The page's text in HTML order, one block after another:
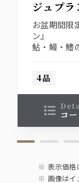
ジュプラ
お盆期間限
ン』
鮎・鰻・鱧
のハイボ
供いたしま
※8月8日
4品
コ
表示価格
画像はイ